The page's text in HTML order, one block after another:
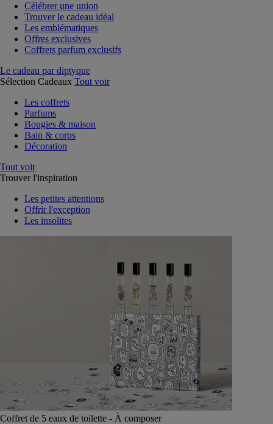
Célébrer une union
Trouver le cadeau idéal
Les emblématiques
Offres exclusives
Coffrets parfum exclusifs
Le cadeau par diptyque
Sélection Cadeaux Tout voir
Les coffrets
Parfums
Bougies & maison
Bain & corps
Décoration
Tout voir
Trouver l'inspiration
Les petites attentions
Offrir l'exception
Les insolites
Coffret de 5 eaux de toilette - À composer